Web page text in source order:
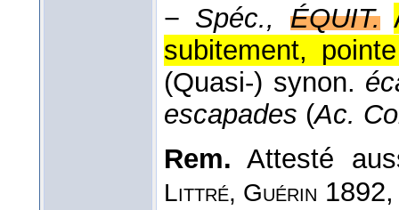
− Spéc., ÉQUIT.
subitement,
(Quasi-) synon.
escapades (Ac.
Rem. Attesté
Littré, Guérin